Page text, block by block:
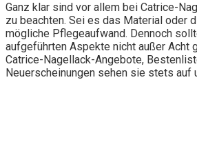
Ganz klar sind vor allem bei Catrice-
zu beachten. Sei es das Material oder
mögliche Pflegeaufwand. Dennoch
aufgeführten Aspekte nicht außer Acht
Catrice-Nagellack-Angebote,
Neuerscheinungen sehen sie stets auf